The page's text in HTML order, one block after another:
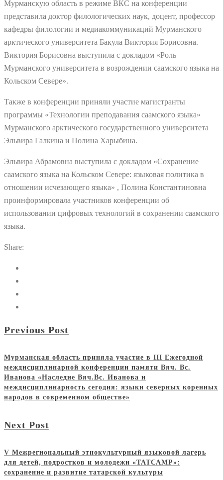
Мурманскую область в режиме ВКС на конференции
представила доктор филологических наук, доцент, профессор
кафедры филологии и медиакоммуникаций Мурманского
арктического университета Бакула Виктория Борисовна.
Виктория Борисовна выступила с докладом «Роль
Мурманского университета в возрождении саамского языка на
Кольском Севере».
Также в конференции приняли участие магистранты
программы «Технологии преподавания саамского языка»
Мурманского арктического государственного университета
Эльвира Галкина и Полина Харыбина.
Эльвира Абрамовна выступила с докладом «Сохранение
саамского языка на Кольском Севере: языковая политика в
отношении исчезающего языка» , Полина Константиновна
проинформировала участников конференции об
использовании цифровых технологий в сохранении саамского
языка.
Share:
Previous Post
Мурманская область приняла участие в III Ежегодной
междисциплинарной конференции памяти Вяч. Вс.
Иванова «Наследие Вяч.Вс. Иванова и
междисциплинарность сегодня: языки северных коренных
народов в современном обществе»
Next Post
V Межрегиональный этнокультурный языковой лагерь
для детей, подростков и молодежи «ТАТСАМР»:
сохранение и развитие татарской культуры